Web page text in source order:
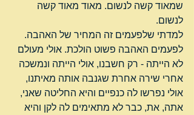
שמאוד קשה לנשום. מאוד מאוד קשה
לנשום.
למדתי שלפעמים זה המחיר של האהבה.
לפעמים האהבה פשוט הולכת. אולי מעולם
לא הייתה - רק חשבנו, אולי הייתה ונמשכה
אחרי שירה אחרת שגנבה אותה מאיתנו,
אולי נפרשו לה כנפיים והיא החליטה שאני,
אתה, את, כבר לא מתאימים לה לקן והיא